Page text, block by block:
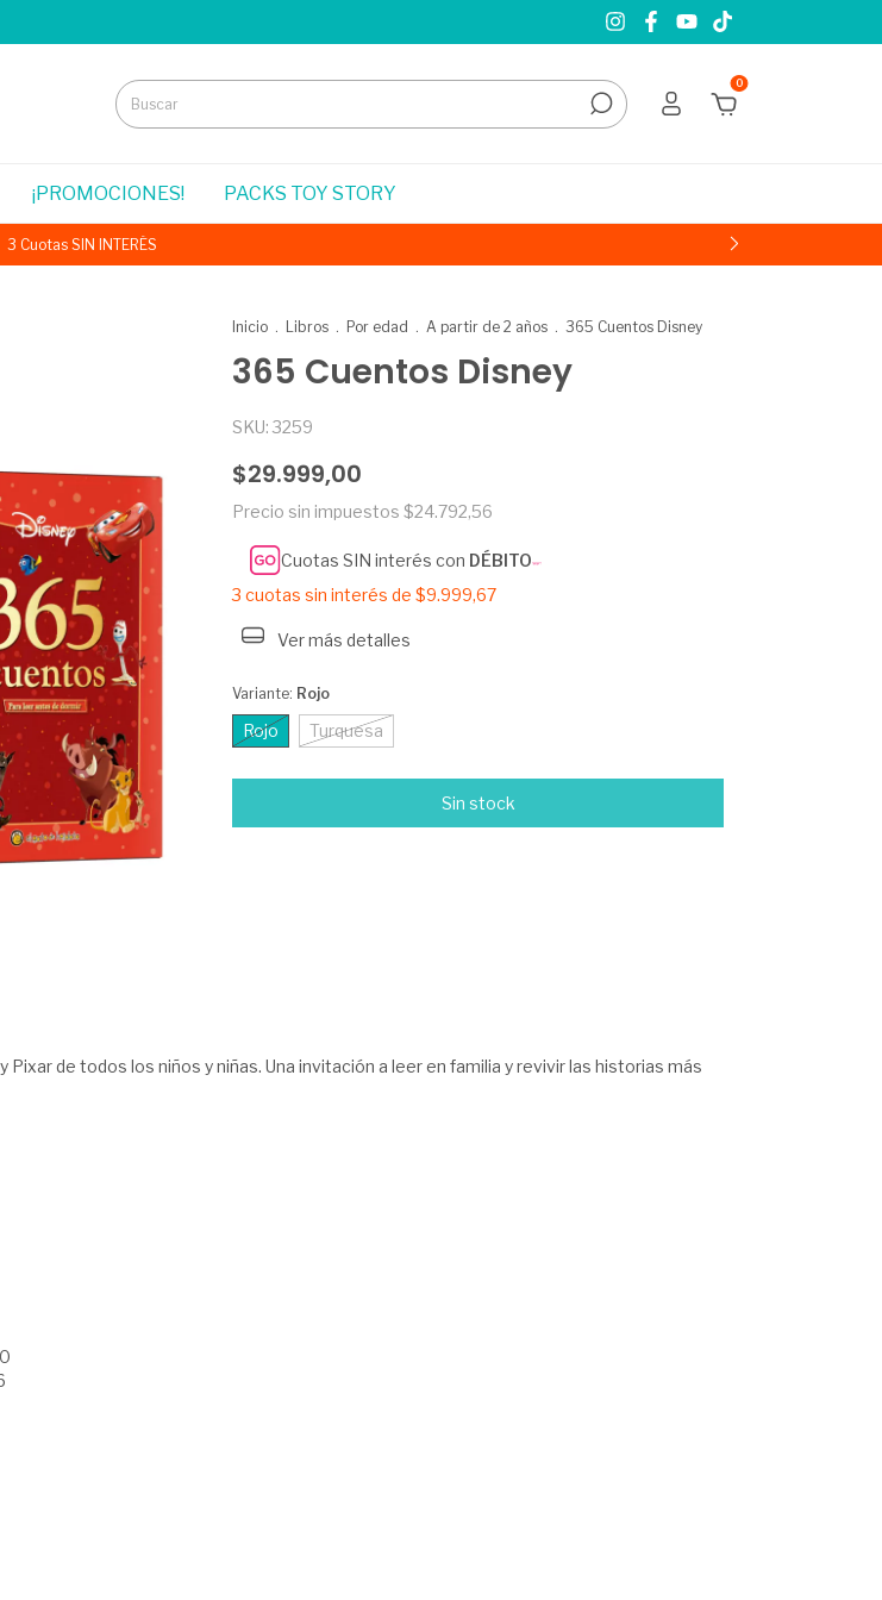
0
¡PROMOCIONES! PACKS TOY STORY
3 Cuotas SIN INTERÉS
Inicio . Libros . Por edad . A partir de 2 años . 365 Cuentos Disney
365 Cuentos Disney
SKU: 3259
$29.999,00
Precio sin impuestos $24.792,56
Cuotas SIN interés con DÉBITO
3 cuotas sin interés de $9.999,67
Ver más detalles
Variante: Rojo
Rojo Turquesa
de todos los niños y niñas. Una invitación a leer en familia y revivir las historias más